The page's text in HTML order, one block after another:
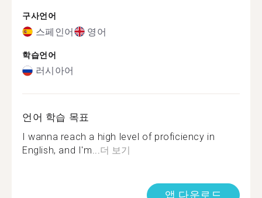
구사언어
스페인어 영어
학습언어
러시아어
언어 학습 목표
I wanna reach a high level of proficiency in
English, and I'm...더 보기
앱 다운로드